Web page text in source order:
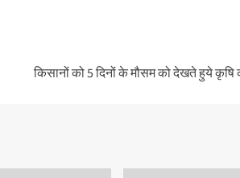
किसानों को 5 दिनों के मौसम को देखते हुये कृषि